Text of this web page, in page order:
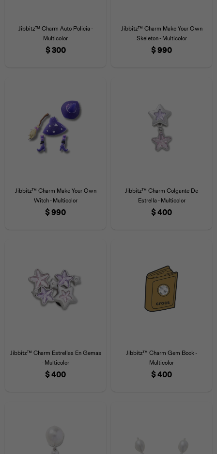
Jibbitz™ Charm Auto Policia -
Multicolor
$300
Jibbitz™ Charm Make Your Own
Skeleton - Multicolor
$990
Jibbitz™ Charm Make Your Own
Witch - Multicolor
$990
Jibbitz™ Charm Colgante De
Estrella - Multicolor
$400
Jibbitz™ Charm Estrellas En Gemas
- Multicolor
$400
Jibbitz™ Charm Gem Book -
Multicolor
$400